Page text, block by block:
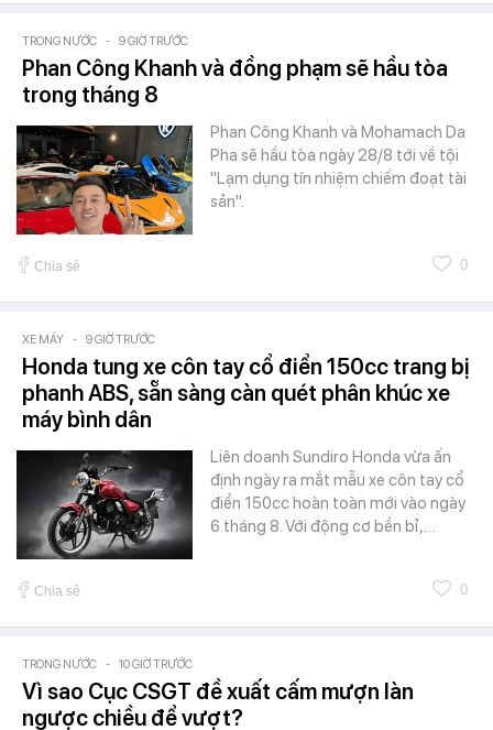
TRONG NƯỚC - 9 GIỜ TRƯỚC
Phan Công Khanh và đồng phạm sẽ hầu tòa
trong tháng 8
Phan Công Khanh và Mohamach Da
Pha sẽ hầu tòa ngày 28/8 tới về tội
"Lạm dụng tín nhiệm chiếm đoạt tài
sản".
Chia sẻ 0
XE MÁY - 9 GIỜ TRƯỚC
Honda tung xe côn tay cổ điển 150cc trang bị
phanh ABS, sẵn sàng càn quét phân khúc xe
máy bình dân
Liên doanh Sundiro Honda vừa ấn
định ngày ra mắt mẫu xe côn tay cổ
điển 150cc hoàn toàn mới vào ngày
6 tháng 8. Với động cơ bền bỉ,…
Chia sẻ 0
TRONG NƯỚC - 10 GIỜ TRƯỚC
Vì sao Cục CSGT đề xuất cấm mượn làn
ngược chiều để vượt?